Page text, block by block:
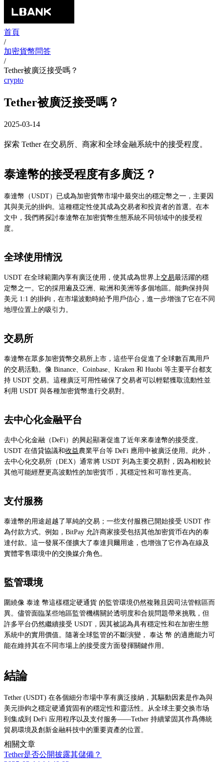
首頁
/
加密貨幣問答
/
Tether被廣泛接受嗎？
crypto
Tether被廣泛接受嗎？
2025-03-14
探索 Tether 在交易所、商家和全球金融系統中的接受程度。
泰達幣的接受程度有多廣泛？
泰達幣（USDT）已成為加密貨幣市場中最突出的穩定幣之一，主要因
其與美元的掛鉤。這種穩定性使其成為交易者和投資者的首選。在本
文中，我們將探討泰達幣在加密貨幣生態系統不同領域中的接受程
度。
全球使用情況
USDT 在全球範圍內享有廣泛使用，使其成為世界上交易最活躍的穩
定幣之一。它的採用遍及亞洲、歐洲和美洲等多個地區。能夠保持與
美元 1:1 的掛鉤，在市場波動時給予用戶信心，進一步增強了它在不同
地理位置上的吸引力。
交易所
泰達幣在眾多加密貨幣交易所上市，這些平台促進了全球數百萬用戶
的交易活動。像 Binance、Coinbase、Kraken 和 Huobi 等主要平台都支
持 USDT 交易。這種廣泛可用性確保了交易者可以輕鬆獲取流動性並
利用 USDT 與各種加密貨幣進行交易對。
去中心化金融平台
去中心化金融（DeFi）的興起顯著促進了近年來泰達幣的接受度。
USDT 在借貸協議和收益農業平台等 DeFi 應用中被廣泛使用。此外，
去中心化交易所（DEX）通常將 USDT 列為主要交易對，因為相較於
其他可能經歷更高波動性的加密貨币，其穩定性和可靠性更高。
支付服務
泰達幣的用途超越了單純的交易；一些支付服務已開始接受 USDT 作
為付款方式。例如，BitPay 允許商家接受包括其他加密貨币在內的泰
達付款。這一發展不僅擴大了泰達貝爾用途，也增強了它作為在線及
實體零售環境中的交換媒介角色。
監管環境
圍繞像 泰達 幣這樣穩定硬通貨 的監管環境仍然複雜且因司法管轄區而
異。儘管面臨某些地區監管機構關於透明度和合規問題帶來挑戰，但
許多平台仍然繼續接受 USDT，因其被認為具有穩定性和在加密生態
系統中的實用價值。隨著全球監管的不斷演變， 泰达 幣 的適應能力可
能在維持其在不同市場上的接受度方面發揮關鍵作用。
結論
Tether (USDT) 在各個細分市場中享有廣泛接納，其驅動因素是作為與
美元掛鉤之穩定硬通貨固有的穩定性和靈活性。从全球主要交换市场
到集成到 DeFi 应用程序以及支付服务——Tether 持續鞏固其作爲傳統
貿易環境及創新金融科技中的重要資產的位置。
相關文章
Tether是否公開披露其儲備？